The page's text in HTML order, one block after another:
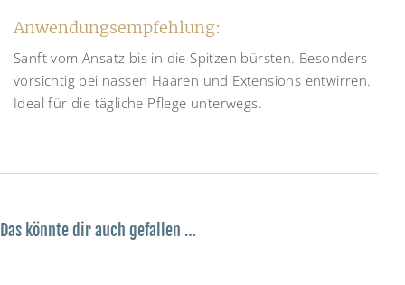
Anwendungsempfehlung:
Sanft vom Ansatz bis in die Spitzen bürsten. Besonders
vorsichtig bei nassen Haaren und Extensions entwirren.
Ideal für die tägliche Pflege unterwegs.
Das könnte dir auch gefallen …